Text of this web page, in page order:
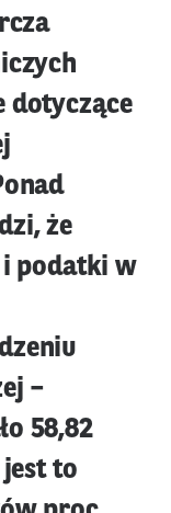
dotyczące
że
i podatki w
–
58,82
to